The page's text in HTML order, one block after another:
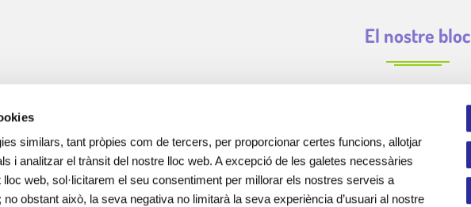
similars, tant pròpies com de tercers, per proporcionar certes funcions, allotjar
i analitzar el trànsit del nostre lloc web. A excepció de les galetes necessàries
lloc web, sol·licitarem el seu consentiment per millorar els nostres serveis a
obstant això, la seva negativa no limitarà la seva experiència d’usuari al nostre
El nostre bloc